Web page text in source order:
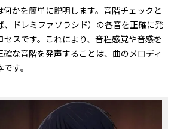
何かを簡単に説明します。音階チェックと
、ドレミファソラシド）の各音を正確に発
スです。これにより、音程感覚や音感を
な音階を発声することは、曲のメロディ
す。